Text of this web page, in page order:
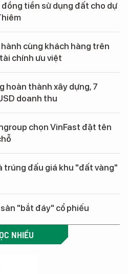
tiền sử dụng đất cho dự
cùng khách hàng trên
chính ưu việt
hoàn thành xây dựng, 7
doanh thu
chọn VinFast đặt tên
trúng đấu giá khu "đất vàng"
"bắt đáy" cổ phiếu
NHIỀU